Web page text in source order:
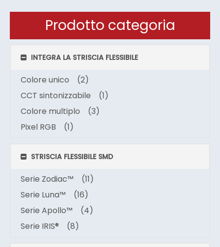
Prodotto categoria
INTEGRA LA STRISCIA FLESSIBILE
Colore unico
(2)
CCT sintonizzabile
(1)
Colore multiplo
(3)
Pixel RGB
(1)
STRISCIA FLESSIBILE SMD
Serie Zodiac™
(11)
Serie Luna™
(16)
Serie Apollo™
(4)
Serie IRIS®
(8)